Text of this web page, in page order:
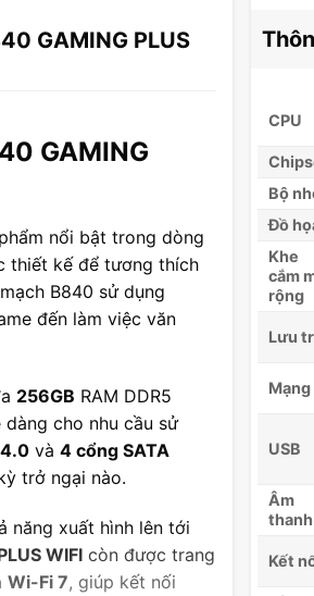
GAMING PLUS
GAMING
nổi bật trong dòng
thiết kế để tương thích
B840 sử dụng
đến làm việc văn
256GB RAM DDR5
cho nhu cầu sử
và 4 cổng SATA
trở ngại nào.
năng xuất hình lên tới
WIFI còn được trang
Wi-Fi 7, giúp kết nối
CPU
Bộ
Đồ
Khe
cắm
rộng
Lưu
Mạng
USB
Âm
thanh
Kết